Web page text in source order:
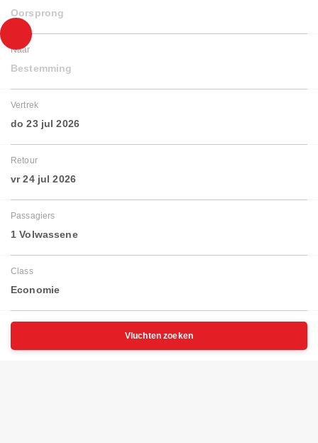
Oorsprong
Naar
Bestemming
Vertrek
do 23 jul 2026
Retour
vr 24 jul 2026
Passagiers
1 Volwassene
Class
Economie
Vluchten zoeken